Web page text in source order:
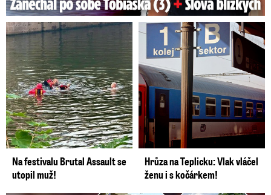
Na festivalu Brutal Assault se
utopil muž!
Hrůza na Teplicku: Vlak vláčel
ženu i s kočárkem!